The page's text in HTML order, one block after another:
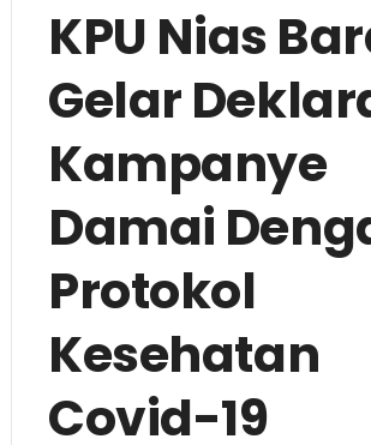
KPU Nias
Gelar
Kampanye
Damai
Protokol
Kesehatan
Covid-19